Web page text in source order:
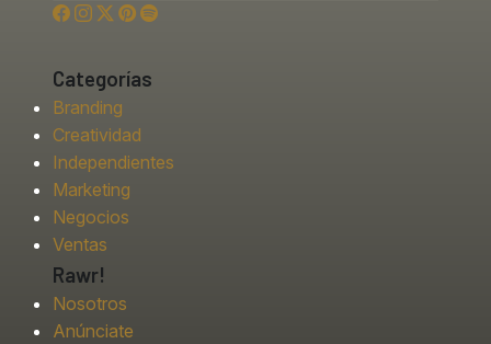
Categorías
Branding
Creatividad
Independientes
Marketing
Negocios
Ventas
Rawr!
Nosotros
Anúnciate